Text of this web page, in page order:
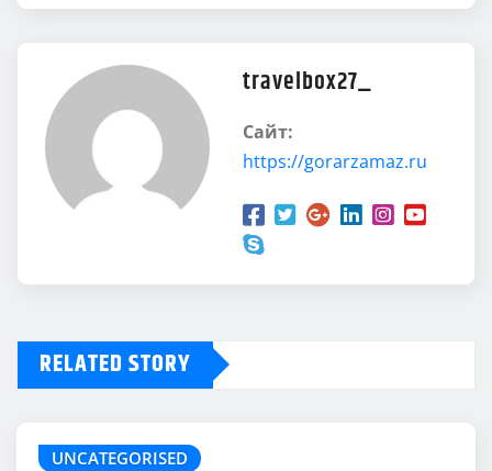
travelbox27_
Сайт:
https://gorarzamaz.ru
RELATED STORY
UNCATEGORISED